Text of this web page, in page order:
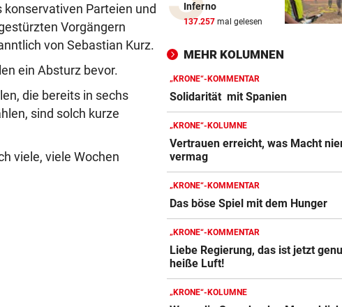
konservativen Parteien und
Vorgängern
von Sebastian Kurz.
ein Absturz bevor.
die bereits in sechs
sind solch kurze
viele, viele Wochen
33,02 Grad Celsius im
„Auf das Foto bin ich stolz –
die Gelbe auch“
NACH ÜBERFALL IN WIEN
Cobra stürmt Dorotheum,
verschwunden
TROTZ FIFA-RÜCKZIEHER
Knallhart! UEFA droht schon
wieder mit WM-Boykott
WIENS KULTURSTADTRÄTIN
Bürgermeister gesungen“
Inferno
137.257 mal gelesen
MEHR KOLUMNEN
„KRONE“-KOMMENTAR
Solidarität mit Spanien
„KRONE“-KOLUMNE
Vertrauen erreicht, was Macht
vermag
„KRONE“-KOMMENTAR
Das böse Spiel mit dem Hunger
„KRONE“-KOMMENTAR
Liebe Regierung, das ist jetzt
heiße Luft!
„KRONE“-KOLUMNE